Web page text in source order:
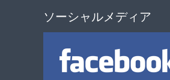
ソーシャルメディア